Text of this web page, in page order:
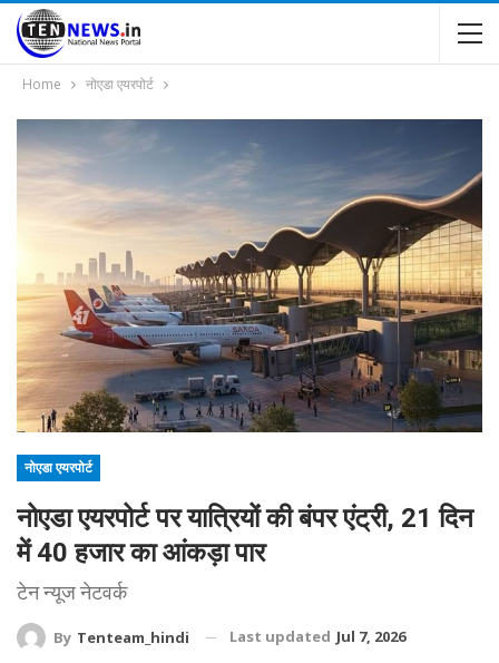
Home नोएडा एयरपोर्ट
नोएडा एयरपोर्ट
नोएडा एयरपोर्ट पर यात्रियों की बंपर एंट्री, 21 दिन
में 40 हजार का आंकड़ा पार
टेन न्यूज नेटवर्क
By Tenteam_hindi Last updated Jul 7, 2026